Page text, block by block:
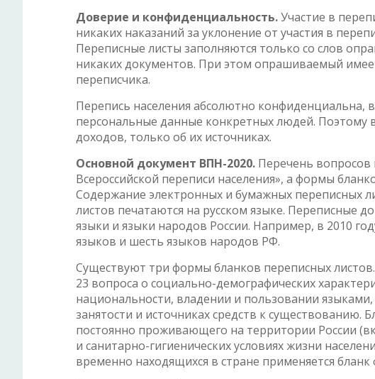
Доверие и конфиденциальность.Участие в
никаких наказаний за уклонение от участия в
Переписные листы заполняются только со слов
никаких документов. При этом опрашиваемый
переписчика.
Перепись населения абсолютно конфиденциальна,
персональные данные конкретных людей.
доходов, только об их источниках.
Основной документ ВПН-2020. Перечень вопросов
Всероссийской переписи населения», а формы
Содержание электронных и бумажных переписных
листов печатаются на русском языке. Переписные
языки и языки народов России. Например, в 2010
языков и шесть языков народов РФ.
Существуют три формы бланков переписных
23 вопроса о социально-демографических
национальности, владении и пользовании
занятости и источниках средств к существованию.
постоянно проживающего на территории России
и санитарно-гигиенических условиях жизни
временно находящихся в стране применяется